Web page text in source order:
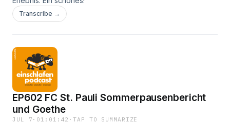
Transcribe →
EP602 FC St. Pauli Sommerpausenbericht
und Goethe
JUL 7 · 01:01:42 ·TAP TO SUMMARIZE